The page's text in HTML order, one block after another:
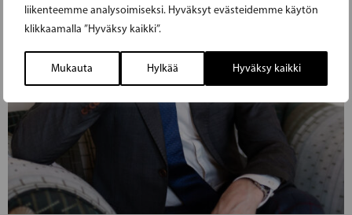
liikenteemme analysoimiseksi. Hyväksyt evästeidemme käytön
klikkaamalla ”Hyväksy kaikki”.
Mukauta Hylkää Hyväksy kaikki